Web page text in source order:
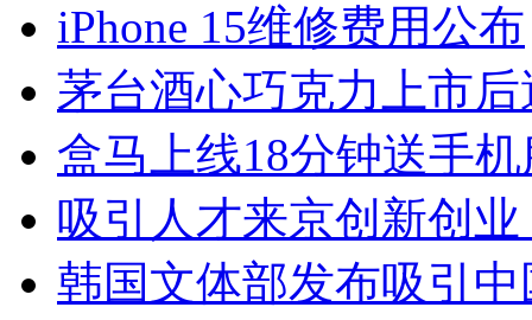
iPhone 15维修费用公布
茅台酒心巧克力上市
盒马上线18分钟送手
吸引人才来京创新创
韩国文体部发布吸引